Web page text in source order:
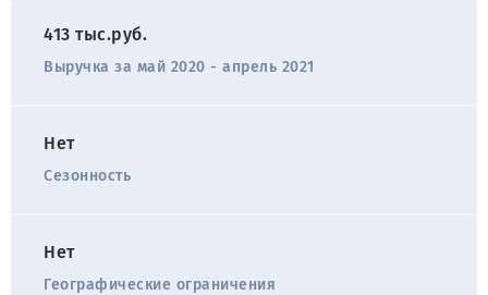
413 тыс.руб.
Выручка за май 2020 - апрель 2021
Нет
Сезонность
Нет
Географические ограничения